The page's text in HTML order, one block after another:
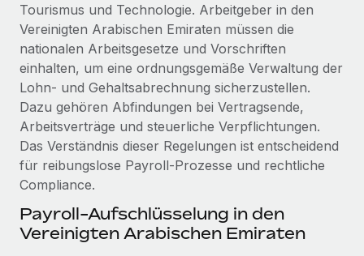
Geräteverwaltung
Globale Bereitstellung und Verfolgung von IT-
Geräten
Gründung von Niederlassungen
Schnelle, rechtssichere Gründung von
Niederlassungen
Mobilität und Relocation
Mühelose Relocation von Mitarbeiter:innen
Benefits
Mühelose Verwaltung von Benefits
Open-Source-Infrastrukturen. Das...
Mehr erfahren
Strategische Partnerschaft zwischen
Reverse Tech und Remote für Contractor
Management und Payroll
Reverse Tech auf einen Blick Das Gesundheits- und
Wellness-Startup Reverse Tech hat das globale...
Mehr erfahren
Globale Payroll
EOR und PEO
Contractor Management
Steuern
Den Blog erkunden
Neues zu Remote-Produkten: Integration mit
Tourismus und Technologie. Arbeitgeber in den
Vereinigten Arabischen Emiraten müssen die
nationalen Arbeitsgesetze und Vorschriften
einhalten, um eine ordnungsgemäße Verwaltung der
Lohn- und Gehaltsabrechnung sicherzustellen.
Dazu gehören Abfindungen bei Vertragsende,
Arbeitsverträge und steuerliche Verpflichtungen.
Das Verständnis dieser Regelungen ist entscheidend
für reibungslose Payroll-Prozesse und rechtliche
Compliance.
Payroll-Aufschlüsselung in den
Vereinigten Arabischen Emiraten